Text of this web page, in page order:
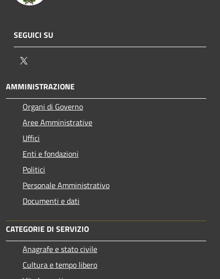
SEGUICI SU
AMMINISTRAZIONE
Organi di Governo
Aree Amministrative
Uffici
Enti e fondazioni
Politici
Personale Amministrativo
Documenti e dati
CATEGORIE DI SERVIZIO
Anagrafe e stato civile
Cultura e tempo libero